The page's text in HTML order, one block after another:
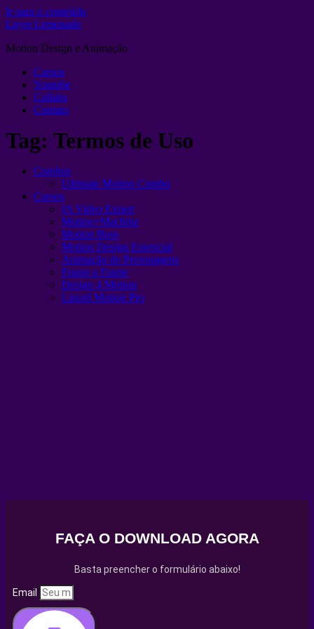
Ir para o conteúdo
Layer Lemonade
Motion Design e Animação
Cursos
Youtube
Collabs
Contato
Tag: Termos de Uso
Combos
Ultimate Motion Combo
Cursos
IA Video Expert
Motion+Machine
Motion Boss
Motion Design Essencial
Animação de Personagens
Frame a Frame
Design 4 Motion
Liquid Motion Pro
FAÇA O DOWNLOAD AGORA
Basta preencher o formulário abaixo!
Email